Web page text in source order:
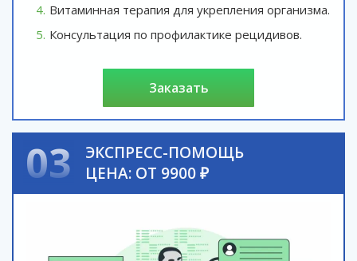
Витаминная терапия для укрепления организма.
Консультация по профилактике рецидивов.
заказать
03
ЭКСПРЕСС-ПОМОЩЬ
ЦЕНА: ОТ 9900 ₽